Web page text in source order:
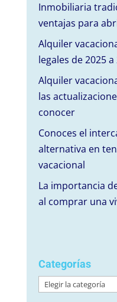
Inmobiliaria
ventajas para
Alquiler
legales de 2025 a
Alquiler
las
conocer
Conoces el
alternativa en
vacacional
La importancia
al comprar una
Categorías
Categorías